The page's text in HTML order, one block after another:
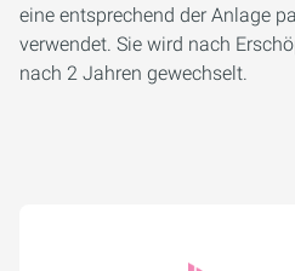
eine entsprechend der Anlage
verwendet. Sie wird nach
nach 2 Jahren gewechselt.